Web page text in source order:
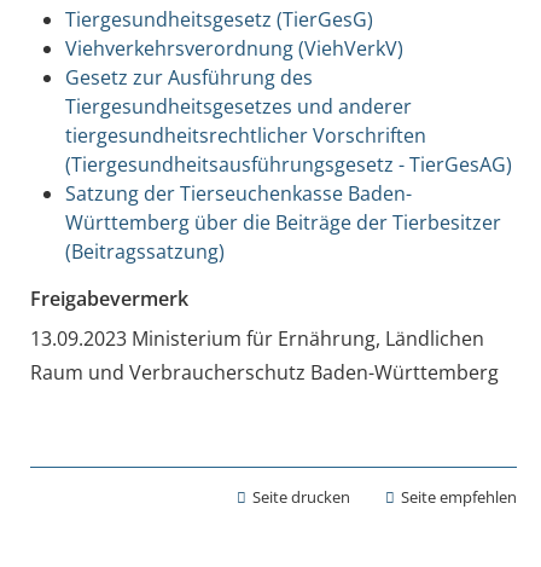
Tiergesundheitsgesetz (TierGesG)
Viehverkehrsverordnung (ViehVerkV)
Gesetz zur Ausführung des
Tiergesundheitsgesetzes und anderer
tiergesundheitsrechtlicher Vorschriften
(Tiergesundheitsausführungsgesetz - TierGesAG)
Satzung der Tierseuchenkasse Baden-
Württemberg über die Beiträge der Tierbesitzer
(Beitragssatzung)
Freigabevermerk
13.09.2023 Ministerium für Ernährung, Ländlichen
Raum und Verbraucherschutz Baden-Württemberg
Seite drucken Seite empfehlen